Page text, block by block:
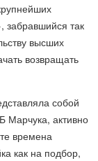
так
высших
возвращать
собой
Марчука, активно
времена
как на подбор,